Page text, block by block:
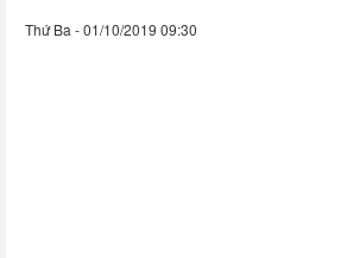
Thứ Ba - 01/10/2019 09:30